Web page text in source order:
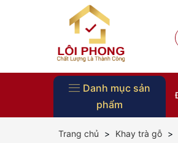
Danh mục sản
phẩm
Trang chủ Khay trà gỗ